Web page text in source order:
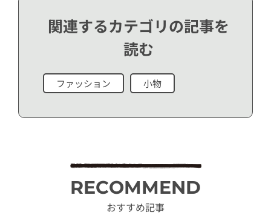
関連するカテゴリの記事を
読む
ファッション 小物
RECOMMEND
おすすめ記事